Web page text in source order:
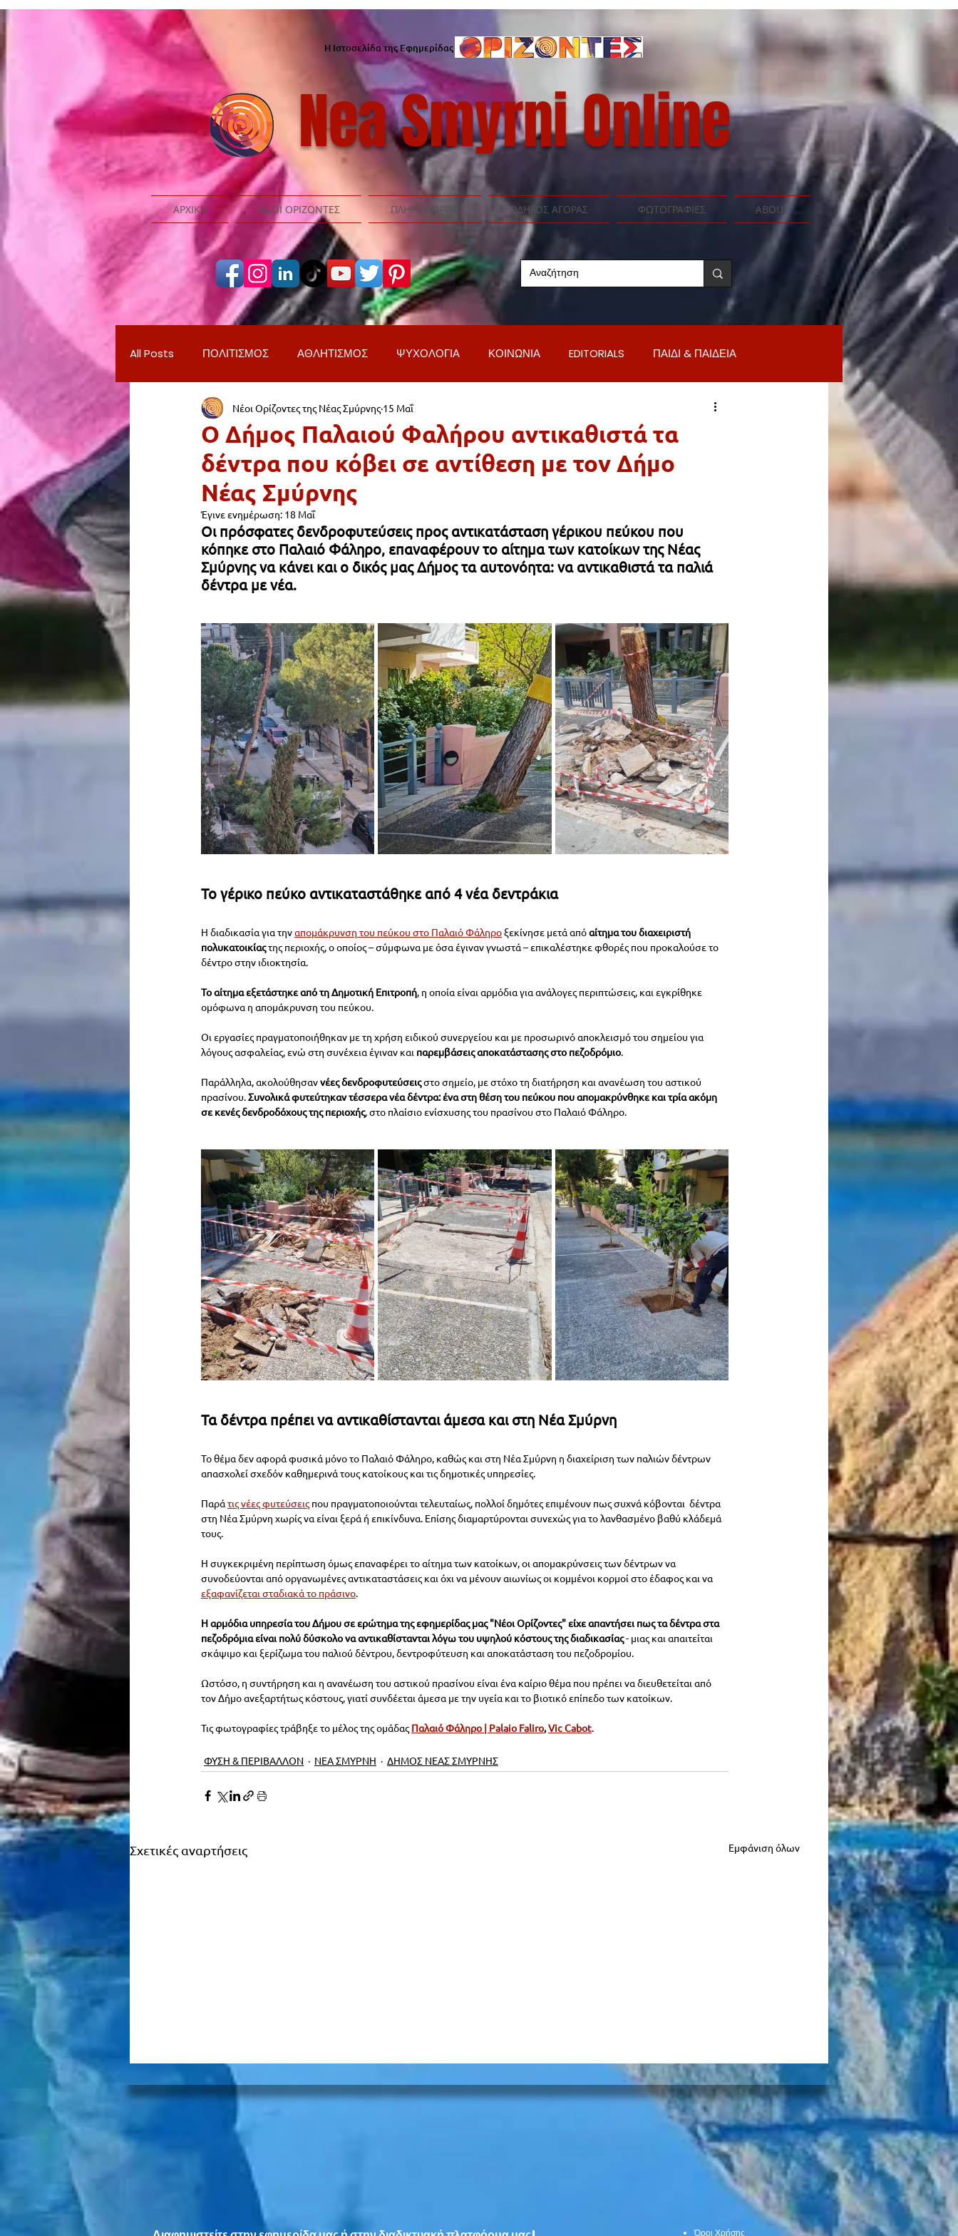
Η Ιστοσελίδα της Εφημερίδας
Nea Smyrni Online
ΑΡΧΙΚΗ ΝΕΟΙ ΟΡΙΖΟΝΤΕΣ ΠΛΗΡΟΦΟΡΙΕΣ ΟΔΗΓΟΣ ΑΓΟΡΑΣ ΦΩΤΟΓΡΑΦΙΕΣ ABOUT
All Posts ΠΟΛΙΤΙΣΜΟΣ ΑΘΛΗΤΙΣΜΟΣ ΨΥΧΟΛΟΓΙΑ ΚΟΙΝΩΝΙΑ EDITORIALS ΠΑΙΔΙ & ΠΑΙΔΕΙΑ
ΔΗΜΟΣ ΝΕΑΣ ΣΜΥΡΝΗΣ ΠΡΟΣΩΠΑ & ΑΠΟΨΕΙΣ ΟΙΚΟΝΟΜΙΑ & ΑΓΟΡΑ
ΨΥΧΑΓΩΓΙΑ ΕΡΓΑΣΙΑ ΕΚΚΛΗΣΙΑ ΕΠΙΣΤΗΜΗ & ΤΕΧΝΟΛΟΓΙΑ ΦΥΣΗ & ΠΕΡΙΒΑΛΛΟΝ
ΠΑΡΑΠΟΝΑ ΔΗΜΟΤΩΝ ΣΥΓΚΟΙΝΩΝΙΑ & ΔΡΟΜΟΙ ΕΡΓΑ & ΥΠΟΔΟΜΕΣ ΦΙΛΟΖΩΙΑ
ΦΙΛΑΝΘΡΩΠΙΑ ADVERTORIAL
Ο Δήμος Παλαιού Φαλήρου αντικαθιστά τα
δέντρα που κόβει σε αντίθεση με τον Δήμο
Νέας Σμύρνης
Νέοι Ορίζοντες της Νέας Σμύρνης 15 Μαΐ
Έγινε ενημέρωση: 18 Μαΐ
Οι πρόσφατες δενδροφυτεύσεις προς αντικατάσταση γέρικου πεύκου που
κόπηκε στο Παλαιό Φάληρο, επαναφέρουν το αίτημα των κατοίκων της Νέας
Σμύρνης να κάνει και ο δικός μας Δήμος τα αυτονόητα: να αντικαθιστά τα παλιά
δέντρα με νέα.
Το γέρικο πεύκο αντικαταστάθηκε από 4 νέα δεντράκια
Η διαδικασία για την απομάκρυνση του πεύκου στο Παλαιό Φάληρο ξεκίνησε μετά από αίτημα του διαχειριστή
πολυκατοικίας της περιοχής, ο οποίος – σύμφωνα με όσα έγιναν γνωστά – επικαλέστηκε φθορές που προκαλούσε το
δέντρο στην ιδιοκτησία.
Το αίτημα εξετάστηκε από τη Δημοτική Επιτροπή, η οποία είναι αρμόδια για ανάλογες περιπτώσεις, και εγκρίθηκε
ομόφωνα η απομάκρυνση του πεύκου.
Οι εργασίες πραγματοποιήθηκαν με τη χρήση ειδικού συνεργείου και με προσωρινό αποκλεισμό του σημείου για
λόγους ασφαλείας, ενώ στη συνέχεια έγιναν και παρεμβάσεις αποκατάστασης στο πεζοδρόμιο.
Παράλληλα, ακολούθησαν νέες δενδροφυτεύσεις στο σημείο, με στόχο τη διατήρηση και ανανέωση του αστικού
πρασίνου. Συνολικά φυτεύτηκαν τέσσερα νέα δέντρα: ένα στη θέση του πεύκου που απομακρύνθηκε και τρία ακόμη
σε κενές δενδροδόχους της περιοχής, στο πλαίσιο ενίσχυσης του πρασίνου στο Παλαιό Φάληρο.
Τα δέντρα πρέπει να αντικαθίστανται άμεσα και στη Νέα Σμύρνη
Το θέμα δεν αφορά φυσικά μόνο το Παλαιό Φάληρο, καθώς και στη Νέα Σμύρνη η διαχείριση των παλιών δέντρων
απασχολεί σχεδόν καθημερινά τους κατοίκους και τις δημοτικές υπηρεσίες.
Παρά τις νέες φυτεύσεις που πραγματοποιούνται τελευταίως, πολλοί δημότες επιμένουν πως συχνά κόβονται  δέντρα
στη Νέα Σμύρνη χωρίς να είναι ξερά ή επικίνδυνα. Επίσης διαμαρτύρονται συνεχώς για το λανθασμένο βαθύ κλάδεμά
τους.
Η συγκεκριμένη περίπτωση όμως επαναφέρει το αίτημα των κατοίκων, οι απομακρύνσεις των δέντρων να
συνοδεύονται από οργανωμένες αντικαταστάσεις και όχι να μένουν αιωνίως οι κομμένοι κορμοί στο έδαφος και να
εξαφανίζεται σταδιακά το πράσινο.
Η αρμόδια υπηρεσία του Δήμου σε ερώτημα της εφημερίδας μας "Νέοι Ορίζοντες" είχε απαντήσει πως τα δέντρα στα
πεζοδρόμια είναι πολύ δύσκολο να αντικαθίστανται λόγω του υψηλού κόστους της διαδικασίας - μιας και απαιτείται
σκάψιμο και ξερίζωμα του παλιού δέντρου, δεντροφύτευση και αποκατάσταση του πεζοδρομίου.
Ωστόσο, η συντήρηση και η ανανέωση του αστικού πρασίνου είναι ένα καίριο θέμα που πρέπει να διευθετείται από
τον Δήμο ανεξαρτήτως κόστους, γιατί συνδέεται άμεσα με την υγεία και το βιοτικό επίπεδο των κατοίκων.
Τις φωτογραφίες τράβηξε το μέλος της ομάδας Παλαιό Φάληρο | Palaio Faliro,Vic Cabot.
ΦΥΣΗ & ΠΕΡΙΒΑΛΛΟΝ ΝΕΑ ΣΜΥΡΝΗ ΔΗΜΟΣ ΝΕΑΣ ΣΜΥΡΝΗΣ
Σχετικές αναρτήσεις Εμφάνιση όλων
Νέες δεντροφυτεύσεις
δίνουν ανάσα στις γειτονιές
της Νέας Σμύρνης
αποφεύχθηκε ατύχημα από
πτώση δέντρου στη Νέα
Όροι Χρήσης